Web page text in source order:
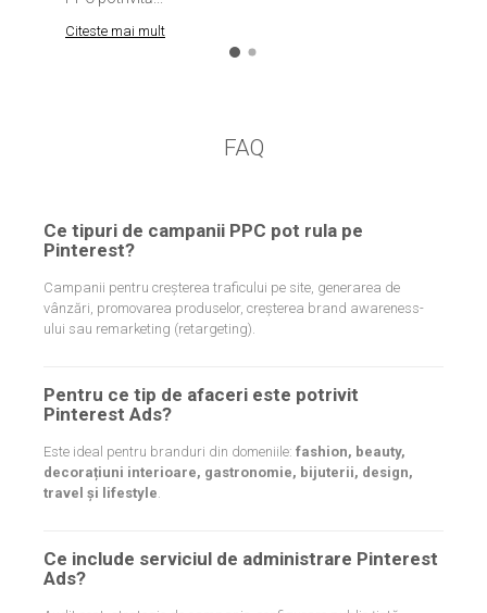
Citeste mai mult
FAQ
Ce tipuri de campanii PPC pot rula pe
Pinterest?
Campanii pentru creșterea traficului pe site, generarea de
vânzări, promovarea produselor, creșterea brand awareness-
ului sau remarketing (retargeting).
Pentru ce tip de afaceri este potrivit
Pinterest Ads?
Este ideal pentru branduri din domeniile: fashion, beauty,
decorațiuni interioare, gastronomie, bijuterii, design,
travel și lifestyle.
Ce include serviciul de administrare Pinterest
Ads?